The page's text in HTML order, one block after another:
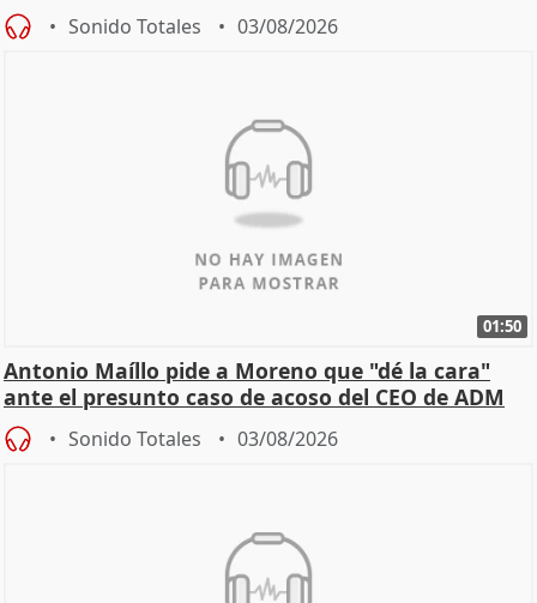
Becerril
Sonido Totales 03/08/2026
01:50
Antonio Maíllo pide a Moreno que "dé la cara"
ante el presunto caso de acoso del CEO de ADM
Sonido Totales 03/08/2026